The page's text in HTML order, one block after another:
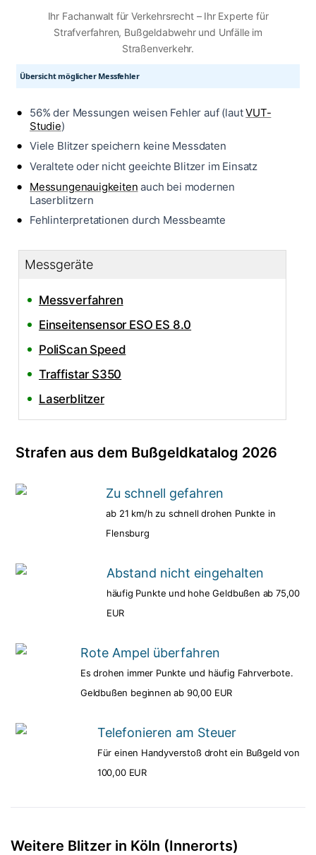
Ihr Fachanwalt für Verkehrsrecht – Ihr Experte für
Strafverfahren, Bußgeldabwehr und Unfälle im
Straßenverkehr.
Übersicht möglicher Messfehler
56% der Messungen weisen Fehler auf (lautVUT-
Studie)
Viele Blitzer speichern keine Messdaten
Veraltete oder nicht geeichte Blitzer im Einsatz
Messungenauigkeiten auch bei modernen
Laserblitzern
Fehlinterpretationen durch Messbeamte
Messgeräte
Messverfahren
Einseitensensor ESO ES 8.0
PoliScan Speed
Traffistar S350
Laserblitzer
Strafen aus dem Bußgeldkatalog 2026
Zu schnell gefahren
ab 21 km/h zu schnell drohen Punkte in
Flensburg
Abstand nicht eingehalten
häufig Punkte und hohe Geldbußen ab 75,00
EUR
Rote Ampel überfahren
Es drohen immer Punkte und häufig Fahrverbote.
Geldbußen beginnen ab 90,00 EUR
Telefonieren am Steuer
Für einen Handyverstoß droht ein Bußgeld von
100,00 EUR
Weitere Blitzer in Köln (Innerorts)